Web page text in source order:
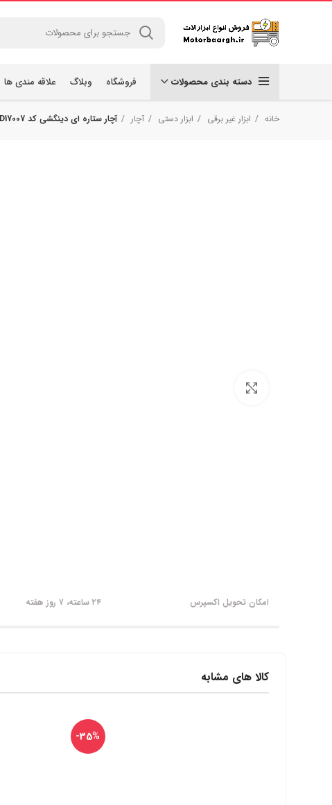
دسته بندی محصولات فروشگاه وبلاگ علاقه مندی ها
خانه ابزار غیر برقی ابزار دستی آچار آچار ستاره ای دینگشی کد D17007 مجموعه 8 عددی
امکان تحویل اکسپرس ۲۴ ساعته، ۷ روز هفته
کالا های مشابه
-35%